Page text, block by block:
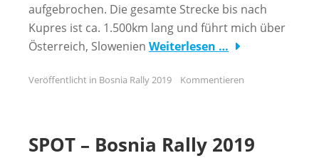
aufgebrochen. Die gesamte Strecke bis nach
Kupres ist ca. 1.500km lang und führt mich über
Österreich, Slowenien Weiterlesen …
Veröffentlicht in Bosnia Rally 2019 Kommentieren
SPOT – Bosnia Rally 2019